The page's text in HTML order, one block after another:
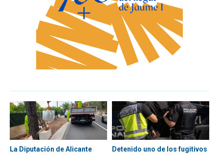
La Diputación de Alicante
Detenido uno de los fugitivos